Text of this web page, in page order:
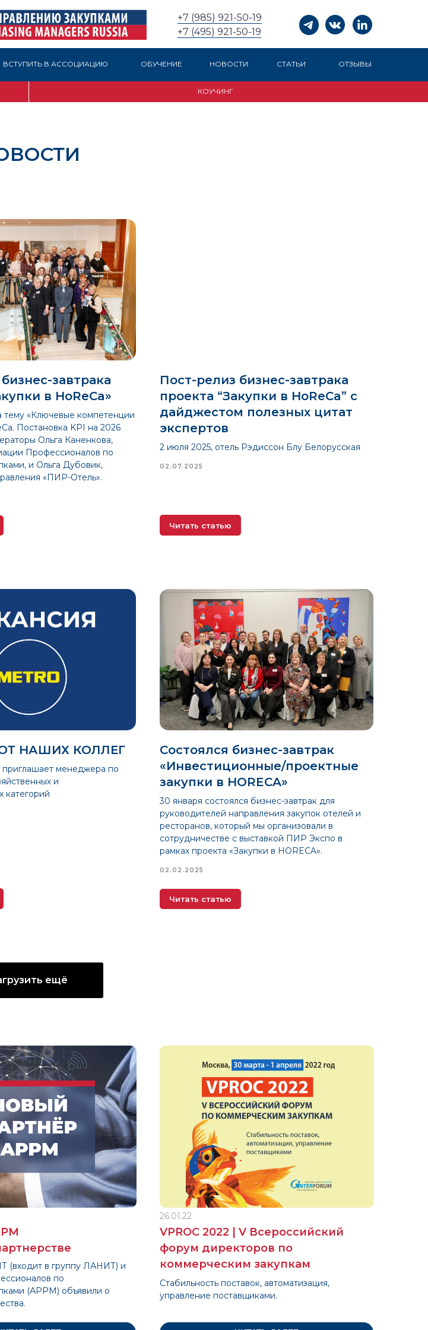
ВСТУПИТЬ В АССОЦИАЦИЮ СТАТЬИ
НОВОСТИ
ОБУЧЕНИЕ
КОУЧИНГ
+7 (985) 921-50-19
+7 (495) 921-50-19
ОТЗЫВЫ
завтрака
в HoReCa»
тему «Ключевые компетенции
Постановка KPI на 2026
Ольга Каненкова,
Профессионалов по
и Ольга Дубовик,
«ПИР-Отель».
Пост-релиз бизнес-завтрака
проекта “Закупки в HoReCa” с
дайджестом полезных цитат
экспертов
2 июля 2025, отель Рэдиссон Блу Белорусская
02.07.2025
Читать статью
НАШИХ КОЛЛЕГ
менеджера по
и
категорий
Состоялся бизнес-завтрак
«Инвестиционные/проектные
закупки в HORECA»
30 января состоялся бизнес-завтрак для
руководителей направления закупок отелей и
ресторанов, который мы организовали в
сотрудничестве с выставкой ПИР Экспо в
рамках проекта «Закупки в HORECA».
02.02.2025
Читать статью
ещё
VPROC 2022 | V Всероссийский
форум директоров по
коммерческим закупкам
(входит в группу ЛАНИТ) и
по
(АРРМ) объявили о
Стабильность поставок, автоматизация,
управление поставщиками.
26.01.22